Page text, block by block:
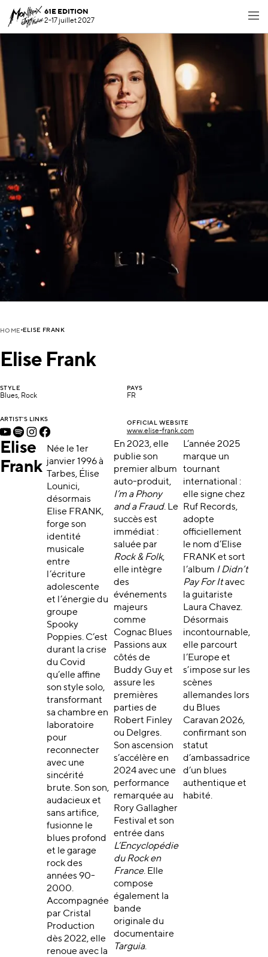
61E EDITION
2-17 juillet 2027
HOME ELISE FRANK
Elise Frank
STYLE
Blues, Rock
PAYS
FR
ARTIST'S LINKS
OFFICIAL WEBSITE
www.elise-frank.com
Elise
Frank
Née le 1er
janvier 1996 à
Tarbes, Élise
Lounici,
désormais
Elise FRANK,
forge son
identité
musicale
entre
l’écriture
adolescente
et l’énergie du
groupe
Spooky
Poppies. C’est
durant la crise
du Covid
qu’elle affine
son style solo,
transformant
sa chambre en
laboratoire
pour
reconnecter
avec une
sincérité
brute. Son son,
audacieux et
sans artifice,
fusionne le
blues profond
et le garage
rock des
années 90-
2000.
Accompagnée
par Cristal
Production
dès 2022, elle
renoue avec la
En 2023, elle
publie son
premier album
auto-produit,
I’m a Phony
and a Fraud. Le
succès est
immédiat :
saluée par
Rock & Folk,
elle intègre
des
événements
majeurs
comme
Cognac Blues
Passions aux
côtés de
Buddy Guy et
assure les
premières
parties de
Robert Finley
ou Delgres.
Son ascension
s’accélère en
2024 avec une
performance
remarquée au
Rory Gallagher
Festival et son
entrée dans
L’Encyclopédie
du Rock en
France. Elle
compose
également la
bande
originale du
documentaire
Targuia.
L’année 2025
marque un
tournant
international :
elle signe chez
Ruf Records,
adopte
officiellement
le nom d’Elise
FRANK et sort
l’album I Didn’t
Pay For Itavec
la guitariste
Laura Chavez.
Désormais
incontournable,
elle parcourt
l’Europe et
s’impose sur les
scènes
allemandes lors
du Blues
Caravan 2026,
confirmant son
statut
d’ambassadrice
d’un blues
authentique et
habité.